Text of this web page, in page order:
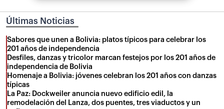
Últimas Noticias
Sabores que unen a Bolivia: platos típicos para celebrar los
201 años de independencia
Desfiles, danzas y tricolor marcan festejos por los 201 años de
independencia de Bolivia
Homenaje a Bolivia: jóvenes celebran los 201 años con danzas
típicas
La Paz: Dockweiler anuncia nuevo edificio edil, la
remodelación del Lanza, dos puentes, tres viaductos y un